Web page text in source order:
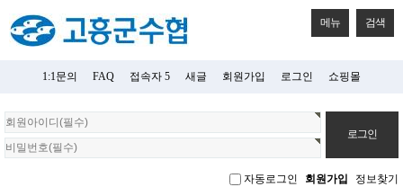
메뉴 검색
1:1문의 FAQ 접속자 5 새글 회원가입 로그인 쇼핑몰
회
원
로
자동로그인 회원가입 정보찾기